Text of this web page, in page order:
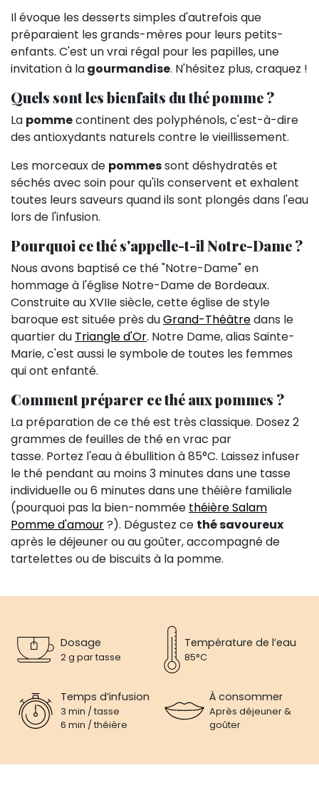
Il évoque les desserts simples d'autrefois que
préparaient les grands-mères pour leurs petits-
enfants. C'est un vrai régal pour les papilles, une
invitation à lagourmandise. N'hésitez plus, craquez !
Quels sont les bienfaits du thé pomme ?
La pommecontinent des polyphénols, c'est-à-dire
des antioxydants naturels contre le vieillissement.
Les morceaux de pommessont déshydratés et
séchés avec soin pour qu'ils conservent et exhalent
toutes leurs saveurs quand ils sont plongés dans l'eau
lors de l'infusion.
Pourquoi ce thé s'appelle-t-il Notre-Dame ?
Nous avons baptisé ce thé "Notre-Dame" en
hommage à l'église Notre-Dame de Bordeaux.
Construite au XVIIe siècle, cette église de style
baroque est située près duGrand-Théâtredans le
quartier du Triangle d'Or. Notre Dame, alias Sainte-
Marie, c'est aussi le symbole de toutes les femmes
qui ont enfanté.
Comment préparer ce thé aux pommes ?
La préparation de ce thé est très classique. Dosez 2
grammes de feuilles de thé en vrac par
tasse. Portez l'eau à ébullition à 85°C. Laissez infuser
le thé pendant au moins 3 minutes dans une tasse
individuelle ou 6 minutes dans une théière familiale
(pourquoi pas la bien-nommée théière Salam
Pomme d'amour?). Dégustez ce thé savoureux
après le déjeuner ou au goûter, accompagné de
tartelettes ou de biscuits à la pomme.
Dosage
2 g par tasse
Température de l’eau
85°C
Temps d’infusion
3 min / tasse
6 min / théière
À consommer
Après déjeuner &
goûter